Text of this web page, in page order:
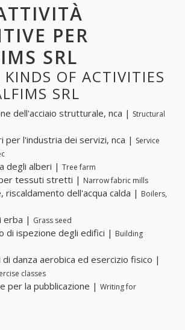
PER
SRL
OF ACTIVITIES
SRL
dell'acciaio strutturale, nca | Structural
per l'industria dei servizi, nca | Service
degli alberi | Tree farm
tessuti stretti | Narrow fabric mills
riscaldamento dell'acqua calda | Boilers,
erba | Grass seed
di ispezione degli edifici | Building
danza aerobica ed esercizio fisico |
classes
per la pubblicazione | Writing for